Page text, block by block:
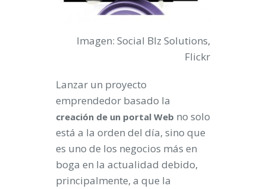
Imagen: Social BIz Solutions,
Flickr
Lanzar un proyecto
emprendedor basado la
creación de un portal Web no solo
está a la orden del día, sino que
es uno de los negocios más en
boga en la actualidad debido,
principalmente, a que la